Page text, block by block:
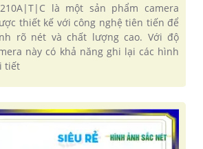
là một sản phẩm camera
thiết kế với công nghệ tiên tiến để
rõ nét và chất lượng cao. Với độ
này có khả năng ghi lại các hình
tiết